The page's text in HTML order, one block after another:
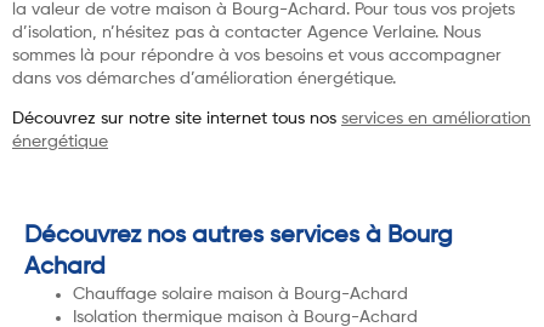
la valeur de votre maison à Bourg-Achard. Pour tous vos projets
d’isolation, n’hésitez pas à contacter Agence Verlaine. Nous
sommes là pour répondre à vos besoins et vous accompagner
dans vos démarches d’amélioration énergétique.
Découvrez sur notre site internet tous nos services en amélioration
énergétique
Découvrez nos autres services à Bourg
Achard
Chauffage solaire maison à Bourg-Achard
Isolation thermique maison à Bourg-Achard